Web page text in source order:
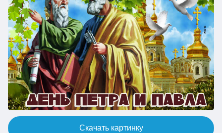
Скачать картинку